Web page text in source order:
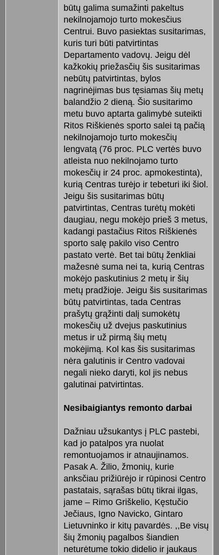
būtų galima sumažinti pakeltus
nekilnojamojo turto mokesčius
Centrui. Buvo pasiektas susitarimas,
kuris turi būti patvirtintas
Departamento vadovų. Jeigu dėl
kažkokių priežasčių šis susitarimas
nebūtų patvirtintas, bylos
nagrinėjimas bus tęsiamas šių metų
balandžio 2 dieną. Šio susitarimo
metu buvo aptarta galimybė suteikti
Ritos Riškienės sporto salei tą pačią
nekilnojamojo turto mokesčių
lengvatą (76 proc. PLC vertės buvo
atleista nuo nekilnojamo turto
mokesčių ir 24 proc. apmokestinta),
kurią Centras turėjo ir tebeturi iki šiol.
Jeigu šis susitarimas būtų
patvirtintas, Centras turėtų mokėti
daugiau, negu mokėjo prieš 3 metus,
kadangi pastačius Ritos Riškienės
sporto salę pakilo viso Centro
pastato vertė. Bet tai būtų ženkliai
mažesnė suma nei ta, kurią Centras
mokėjo paskutinius 2 metų ir šių
metų pradžioje. Jeigu šis susitarimas
būtų patvirtintas, tada Centras
prašytų grąžinti dalį sumokėtų
mokesčių už dvejus paskutinius
metus ir už pirmą šių metų
mokėjimą. Kol kas šis susitarimas
nėra galutinis ir Centro vadovai
negali nieko daryti, kol jis nebus
galutinai patvirtintas.
Nesibaigiantys remonto darbai
Dažniau užsukantys į PLC pastebi,
kad jo patalpos yra nuolat
remontuojamos ir atnaujinamos.
Pasak A. Žilio, žmonių, kurie
anksčiau prižiūrėjo ir rūpinosi Centro
pastatais, sąrašas būtų tikrai ilgas,
jame – Rimo Griškelio, Kęstučio
Ječiaus, Igno Navicko, Gintaro
Lietuvninko ir kitų pavardės. ,,Be visų
šių žmonių pagalbos šiandien
neturėtume tokio didelio ir jaukaus